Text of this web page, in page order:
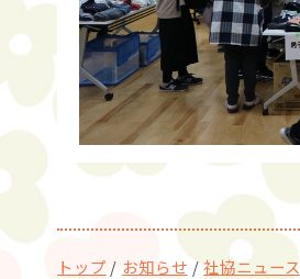
現
トップ / お知らせ /社協ニュース